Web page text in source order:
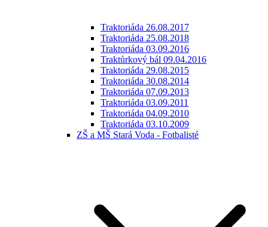
Traktoriáda 26.08.2017
Traktoriáda 25.08.2018
Traktoriáda 03.09.2016
Traktůrkový bál 09.04.2016
Traktoriáda 29.08.2015
Traktoriáda 30.08.2014
Traktoriáda 07.09.2013
Traktoriáda 03.09.2011
Traktoriáda 04.09.2010
Traktoriáda 03.10.2009
ZŠ a MŠ Stará Voda - Fotbalisté